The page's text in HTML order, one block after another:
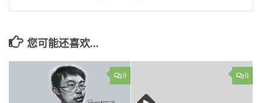
您可能还喜欢...
0 0